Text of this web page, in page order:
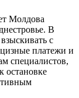
Молдова
В
с
платежи и
специалистов,
остановке